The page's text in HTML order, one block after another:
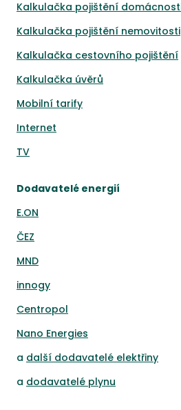
Kalkulačka pojištění
Kalkulačka pojištění nemovitosti
Kalkulačka cestovního pojištění
Kalkulačka úvěrů
Mobilní tarify
Internet
TV
Dodavatelé energií
E.ON
ČEZ
MND
innogy
Centropol
Nano Energies
a další dodavatelé elektřiny
a dodavatelé plynu